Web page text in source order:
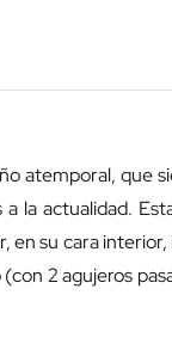
atemporal, que
a la actualidad.
su cara
2 agujeros